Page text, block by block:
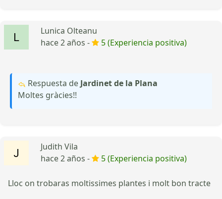
Lunica Olteanu
hace 2 años -
5 (Experiencia positiva)
Respuesta de Jardinet de la Plana
Moltes gràcies!!
Judith Vila
hace 2 años -
5 (Experiencia positiva)
Lloc on trobaras moltissimes plantes i molt bon tracte